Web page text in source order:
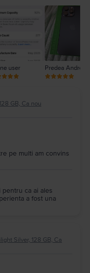
user Predea Andreea
GB, Ca nou
pe multi am convins
pentru ca ai ales
a fost una
Silver, 128 GB, Ca